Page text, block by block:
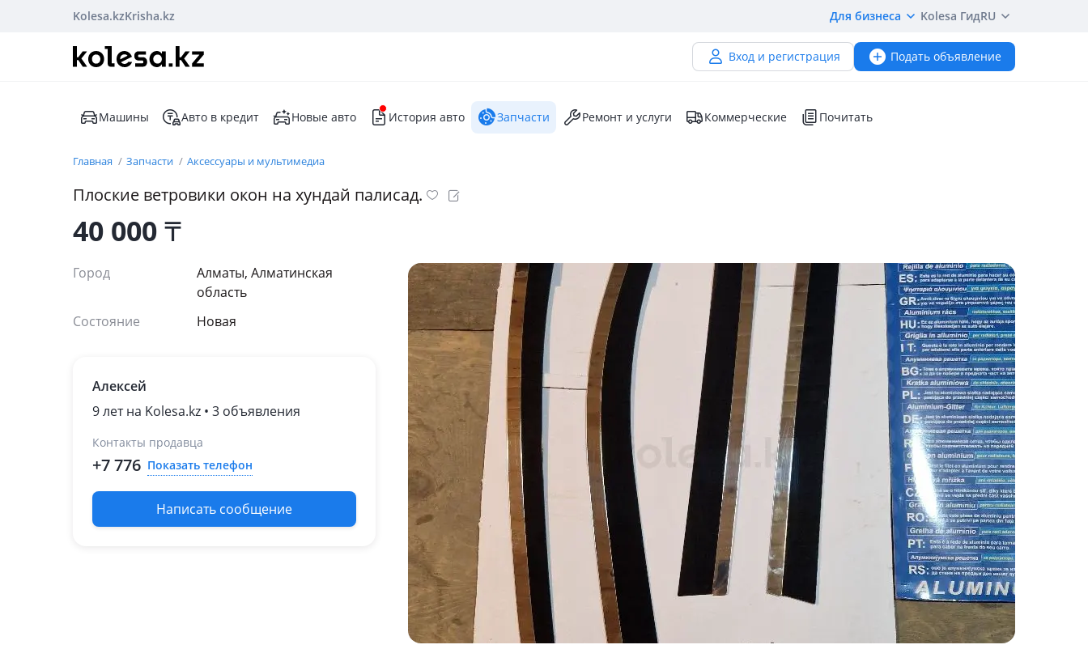
Kolesa.kzKrisha.kz Для бизнеса Kolesa ГидRU
Вход и регистрация Подать объявление
Машины Авто в кредит Новые авто История авто Запчасти Ремонт и услуги Коммерческие Почитать
Главная Запчасти Аксессуары и мультимедиа
Плоские ветровики окон на хундай палисад.
40 000₸
Город
Алматы, Алматинская
область
Состояние
Новая
Алексей
9 лет на Kolesa.kz • 3 объявления
Контакты продавца
+7 776 Показать телефон
Написать сообщение